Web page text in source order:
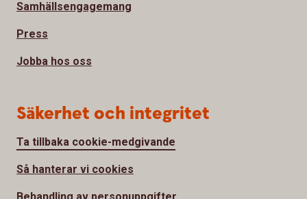
Samhällsengagemang
Press
Jobba hos oss
Säkerhet och integritet
Ta tillbaka cookie-medgivande
Så hanterar vi cookies